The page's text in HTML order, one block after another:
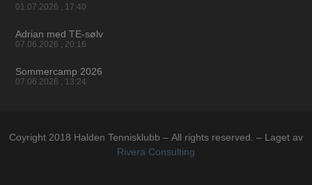
01.07.2026 17:40
Adrian med TE-sølv
07.06.2026 20:16
Sommercamp 2026
07.06.2026 13:24
Coyright 2018 Halden Tennisklubb – All rights reserved. – Laget av
Rivera Consulting